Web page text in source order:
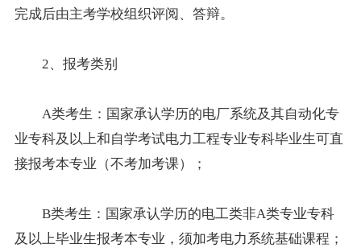
完成后由主考学校组织评阅、答辩。
2、 报考类别
A类考生：国家承认学历的电厂系统及其自动化专
业专科及以上和自学考试电力工程专业专科毕业生可直
接报考本专业（不考加考课）；
B类考生：国家承认学历的电工类非A类专业专科
及以上毕业生报考本专业，须加考电力系统基础课程；